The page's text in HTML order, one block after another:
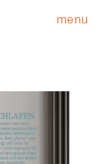
menu